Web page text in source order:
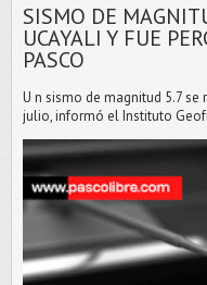
SISMO DE
UCAYALI Y FUE
PASCO
U n sismo de magnitud 5.7
julio, informó el Instituto